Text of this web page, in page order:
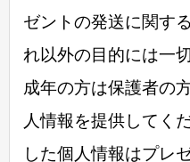
ゼントの発送に関す
れ以外の目的には一
成年の方は保護者の
人情報を提供してく
した個人情報はプレ